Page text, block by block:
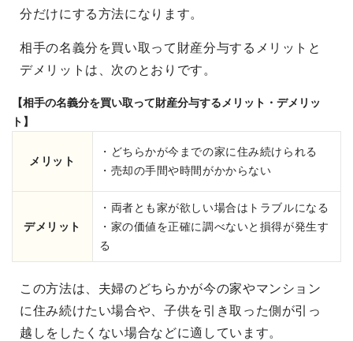
分だけにする方法になります。
相手の名義分を買い取って財産分与するメリットと
デメリットは、次のとおりです。
【相手の名義分を買い取って財産分与するメリット・デメリッ
ト】
メリット
・どちらかが今までの家に住み続けられる
・売却の手間や時間がかからない
デメリット
・両者とも家が欲しい場合はトラブルになる
・家の価値を正確に調べないと損得が発生す
る
この方法は、夫婦のどちらかが今の家やマンション
に住み続けたい場合や、子供を引き取った側が引っ
越しをしたくない場合などに適しています。